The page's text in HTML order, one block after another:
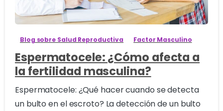
2
Blog sobre Salud Reproductiva Factor Masculino
Espermatocele: ¿Cómo afecta a
la fertilidad masculina?
Espermatocele: ¿Qué hacer cuando se detecta
un bulto en el escroto? La detección de un bulto